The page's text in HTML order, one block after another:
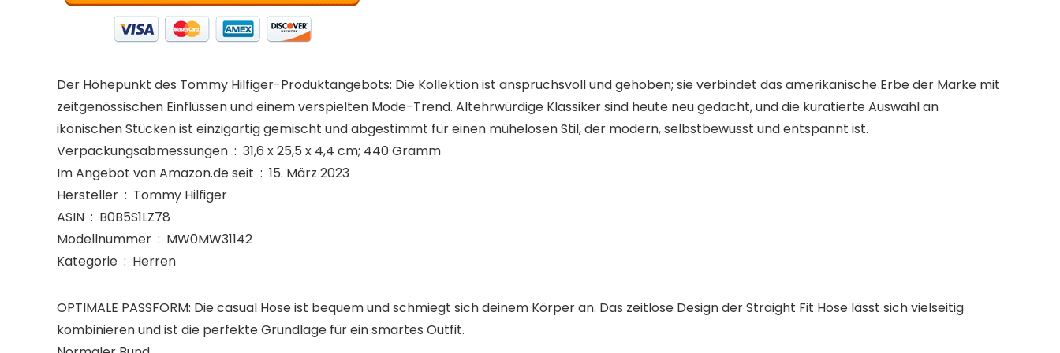
Der Höhepunkt des Tommy Hilfiger-Produktangebots: Die Kollektion ist anspruchsvoll und gehoben; sie verbindet das amerikanische Erbe der Marke mit
zeitgenössischen Einflüssen und einem verspielten Mode-Trend. Altehrwürdige Klassiker sind heute neu gedacht, und die kuratierte Auswahl an
ikonischen Stücken ist einzigartig gemischt und abgestimmt für einen mühelosen Stil, der modern, selbstbewusst und entspannt ist.
Verpackungsabmessungen ‏ : ‎ 31,6 x 25,5 x 4,4 cm; 440 Gramm
Im Angebot von Amazon.de seit ‏ : ‎ 15. März 2023
Hersteller ‏ : ‎ Tommy Hilfiger
ASIN ‏ : ‎ B0B5S1LZ78
Modellnummer ‏ : ‎ MW0MW31142
Kategorie ‏ : ‎ Herren
OPTIMALE PASSFORM: Die casual Hose ist bequem und schmiegt sich deinem Körper an. Das zeitlose Design der Straight Fit Hose lässt sich vielseitig
kombinieren und ist die perfekte Grundlage für ein smartes Outfit.